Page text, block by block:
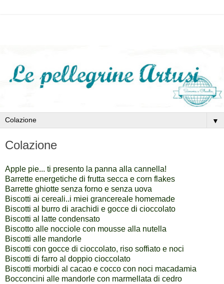
▼
Colazione
Apple pie... ti presento la panna alla cannella!
Barrette energetiche di frutta secca e corn flakes
Barrette ghiotte senza forno e senza uova
Biscotti ai cereali..i miei grancereale homemade
Biscotti al burro di arachidi e gocce di cioccolato
Biscotti al latte condensato
Biscotto alle nocciole con mousse alla nutella
Biscotti alle mandorle
Biscotti con gocce di cioccolato, riso soffiato e noci
Biscotti di farro al doppio cioccolato
Biscotti morbidi al cacao e cocco con noci macadamia
Bocconcini alle mandorle con marmellata di cedro